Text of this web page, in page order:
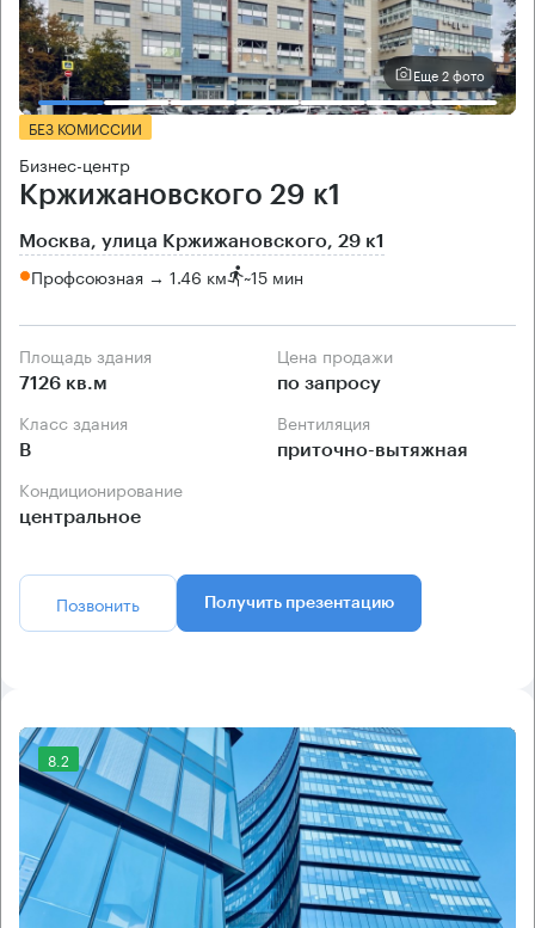
Еще 2 фото
БЕЗ КОМИССИИ
Бизнес-центр
Кржижановского 29 к1
Москва, улица Кржижановского, 29 к1
Профсоюзная → 1.46 км ~15 мин
Площадь здания
7126 кв.м
Цена продажи
по запросу
Класс здания
B
Вентиляция
приточно-вытяжная
Кондиционирование
центральное
Позвонить Получить презентацию
8.2